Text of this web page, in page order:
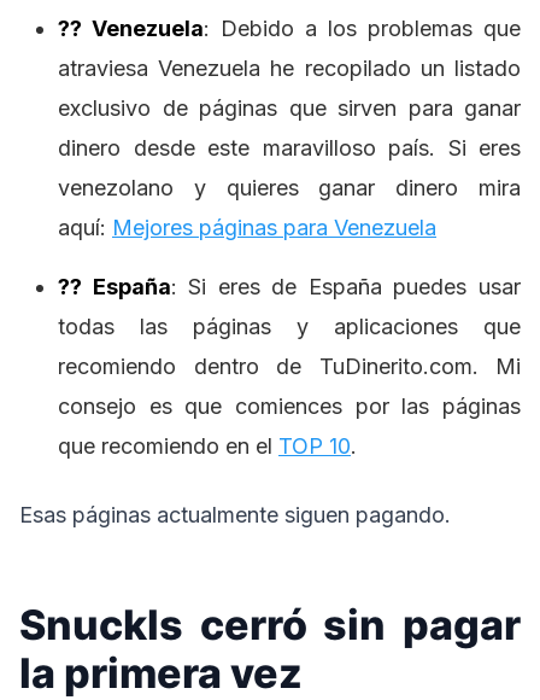
?? Venezuela: Debido a los problemas que
atraviesa Venezuela he recopilado un listado
exclusivo de páginas que sirven para ganar
dinero desde este maravilloso país. Si eres
venezolano y quieres ganar dinero mira
aquí: Mejores páginas para Venezuela
?? España: Si eres de España puedes usar
todas las páginas y aplicaciones que
recomiendo dentro de TuDinerito.com. Mi
consejo es que comiences por las páginas
que recomiendo en el TOP 10.
Esas páginas actualmente siguen pagando.
Snuckls cerró sin pagar
la primera vez